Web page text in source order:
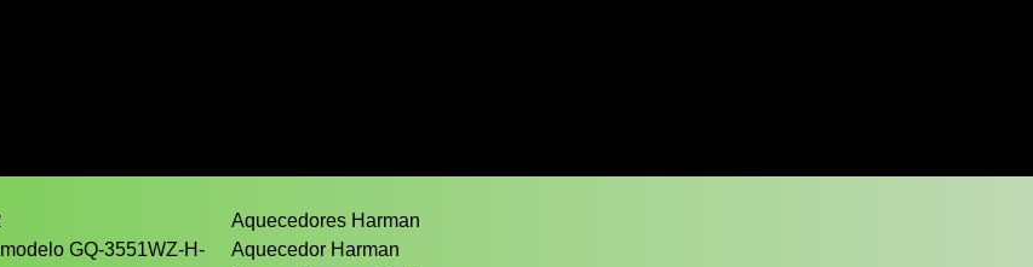
GQ-3551WZ-H-
Aquecedores Harman
Aquecedor Harman